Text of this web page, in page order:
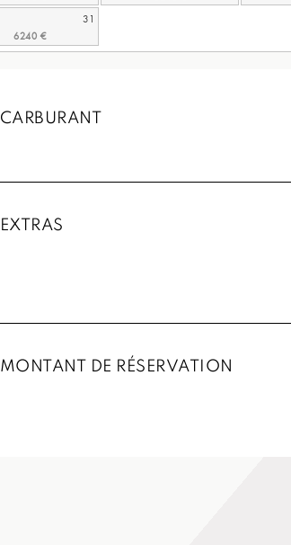
31
CARBURANT
EXTRAS
MONTANT DE RÉSERVATION